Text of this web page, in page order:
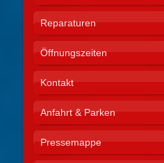
Reparaturen
Öffnungszeiten
Kontakt
Anfahrt & Parken
Pressemappe